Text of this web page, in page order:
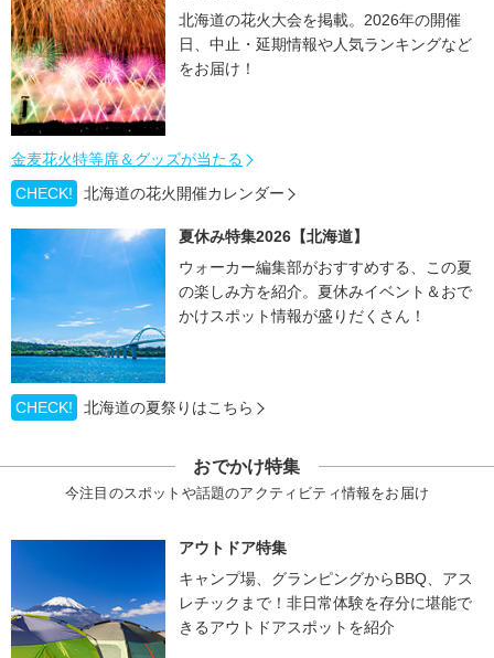
北海道の花火大会を掲載。2026年の開催
日、中止・延期情報や人気ランキングなど
をお届け！
金麦花火特等席＆グッズが当たる
CHECK!
北海道の花火開催カレンダー
夏休み特集2026【北海道】
ウォーカー編集部がおすすめする、この夏
の楽しみ方を紹介。夏休みイベント＆おで
かけスポット情報が盛りだくさん！
CHECK! 北海道の夏祭りはこちら
おでかけ特集
今注目のスポットや話題のアクティビティ情報をお届け
アウトドア特集
キャンプ場、グランピングからBBQ、アス
レチックまで！非日常体験を存分に堪能で
きるアウトドアスポットを紹介